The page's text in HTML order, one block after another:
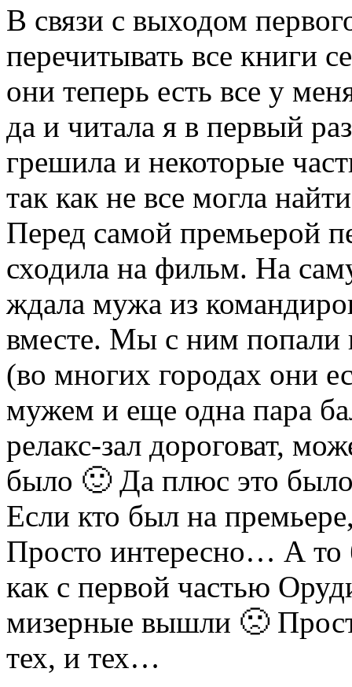
В связи с выходом
перечитывать все книги
они теперь есть все у
да и читала я в первый
грешила и некоторые
так как не все могла
Перед самой премьерой
сходила на фильм. На
ждала мужа из
вместе. Мы с ним попали
(во многих городах они
мужем и еще одна пара
релакс-зал дороговат,
было 🙂 Да плюс это было
Если кто был на
Просто интересно… А то
как с первой частью
мизерные вышли 🙁
тех, и тех…